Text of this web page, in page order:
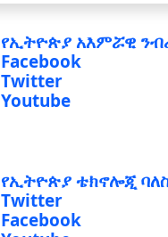
Facebook
Twitter
Youtube
Twitter
Facebook
Youtube